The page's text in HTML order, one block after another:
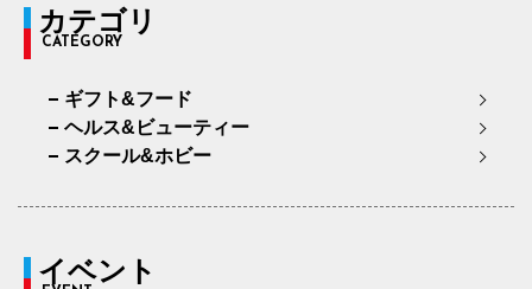
カテゴリ
CATEGORY
ギフト&フード
ヘルス&ビューティー
スクール&ホビー
イベント